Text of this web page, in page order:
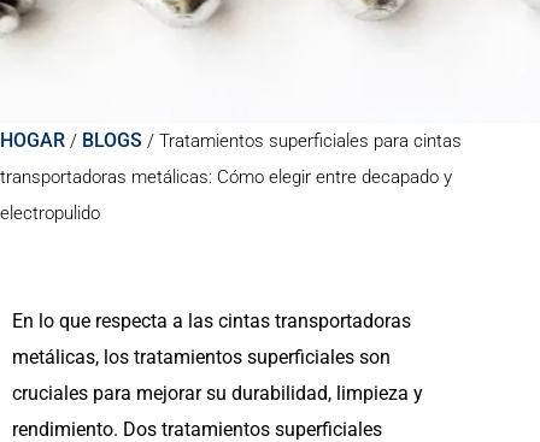
HOGAR / BLOGS / Tratamientos superficiales para cintas
transportadoras metálicas: Cómo elegir entre decapado y
electropulido
En lo que respecta a las cintas transportadoras
metálicas, los tratamientos superficiales son
cruciales para mejorar su durabilidad, limpieza y
rendimiento. Dos tratamientos superficiales